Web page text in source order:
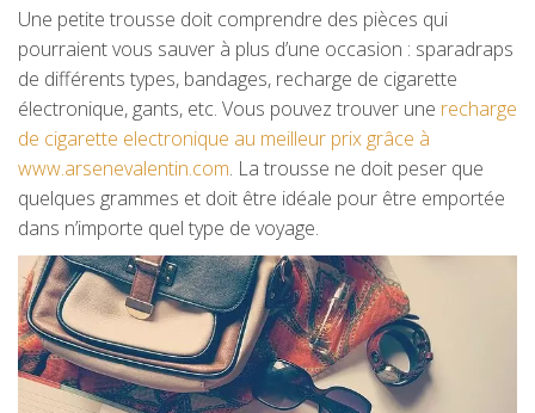
Une petite trousse doit comprendre des pièces qui
pourraient vous sauver à plus d’une occasion : sparadraps
de différents types, bandages, recharge de cigarette
électronique, gants, etc. Vous pouvez trouver une recharge
de cigarette electronique au meilleur prix grâce à
www.arsenevalentin.com. La trousse ne doit peser que
quelques grammes et doit être idéale pour être emportée
dans n’importe quel type de voyage.